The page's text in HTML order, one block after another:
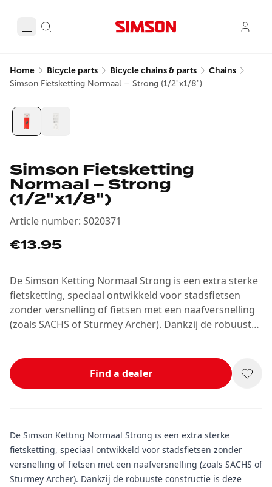
Home Bicycle parts Bicycle chains & parts Chains
Simson Fietsketting Normaal – Strong (1/2"x1/8")
Simson Fietsketting
Normaal – Strong
(1/2"x1/8")
Article number: S020371
€13.95
De Simson Ketting Normaal Strong is een extra sterke
fietsketting, speciaal ontwikkeld voor stadsfietsen
zonder versnelling of fietsen met een naafversnelling
(zoals SACHS of Sturmey Archer). Dankzij de robuuste
je de ketting eenvoudig en snel dicht.
Find a dealer
De Simson Ketting Normaal Strong is een extra sterke
fietsketting, speciaal ontwikkeld voor stadsfietsen zonder
versnelling of fietsen met een naafversnelling (zoals SACHS of
Sturmey Archer). Dankzij de robuuste constructie is deze